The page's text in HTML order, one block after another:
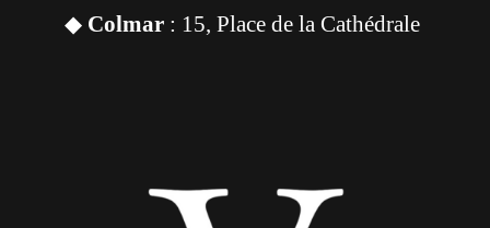
◆ Colmar: 15, Place de la Cathédrale